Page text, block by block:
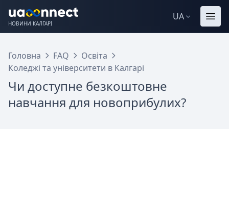
НОВИНИ КАЛГАРІ
UA
Головна FAQ
Освіта
Коледжі та університети в Калгарі
Чи доступне безкоштовне
навчання для новоприбулих?